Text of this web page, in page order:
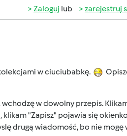
Zaloguj lub zarejestruj
w ciuciubabkę.
w dowolny przepis.
"Zapisz" pojawia się
drugą wiadomość, bo nie